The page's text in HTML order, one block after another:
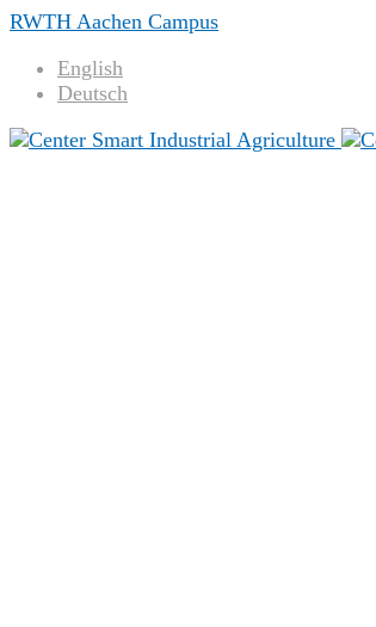
RWTH Aachen Campus
English
Deutsch